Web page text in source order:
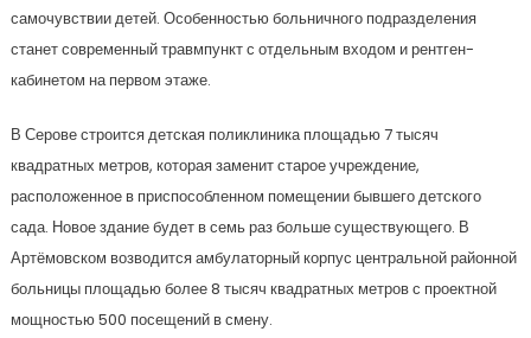
самочувствии детей. Особенностью больничного подразделения
станет современный травмпункт с отдельным входом и рентген-
кабинетом на первом этаже.
В Серове строится детская поликлиника площадью 7 тысяч
квадратных метров, которая заменит старое учреждение,
расположенное в приспособленном помещении бывшего детского
сада. Новое здание будет в семь раз больше существующего. В
Артёмовском возводится амбулаторный корпус центральной районной
больницы площадью более 8 тысяч квадратных метров с проектной
мощностью 500 посещений в смену.